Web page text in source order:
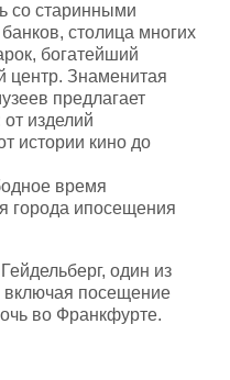
со старинными
столица многих
богатейший
центр. Знаменитая
предлагает
от изделий
истории кино до
время
города ипосещения
один из
включая посещение
во Франкфурте.